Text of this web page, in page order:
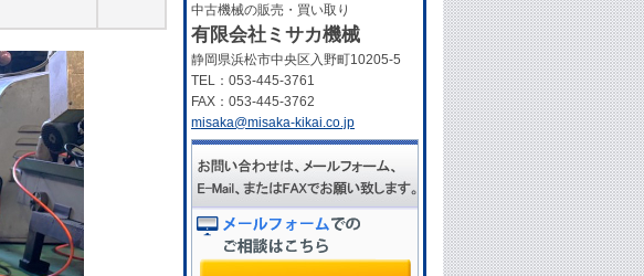
中古機械の販売・買い取り
有限会社ミサカ機械
静岡県浜松市中央区入野町10205-5
TEL：053-445-3761
FAX：053-445-3762
misaka@misaka-kikai.co.jp